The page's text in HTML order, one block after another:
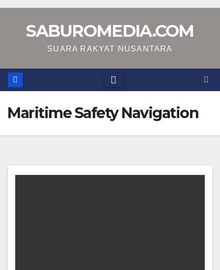
SABUROMEDIA.COM
SUARA RAKYAT NUSANTARA
Maritime Safety Navigation